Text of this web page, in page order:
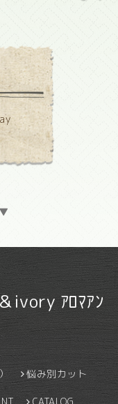
▼
ivory ｱﾛﾏｱﾝ
悩み別カット